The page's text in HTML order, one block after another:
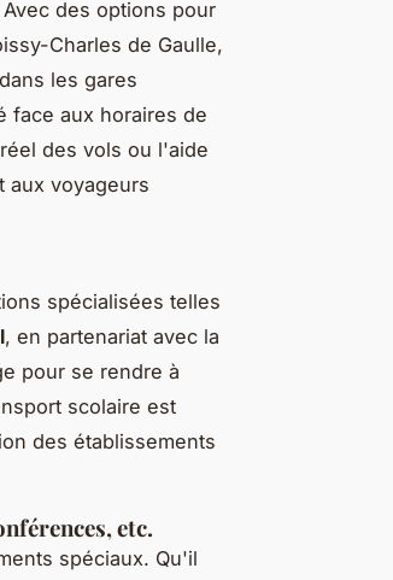
des options pour
Charles de Gaulle,
les gares
face aux horaires de
des vols ou l'aide
aux voyageurs
spécialisées telles
, en partenariat avec la
pour se rendre à
scolaire est
des établissements
etc.
spéciaux. Qu'il